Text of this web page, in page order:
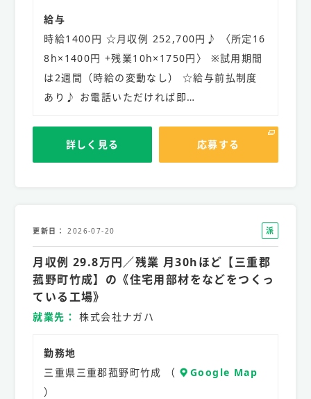
給与
時給1400円 ☆月収例 252,700円♪ 〈所定16
8h×1400円 +残業10h×1750円〉 ※試用期間
は2週間（時給の変動なし） ☆給与前払制度
あり♪ お電話いただければ即…
詳しく見る 応募する
更新日 2026-07-20
派
遣
社
員
月収例 29.8万円／残業 月30hほど【三重郡
菰野町竹成】の《住宅用部材をなどをつくっ
ている工場》
就業先 株式会社ナガハ
勤務地
三重県三重郡菰野町竹成 （
Google Map
）